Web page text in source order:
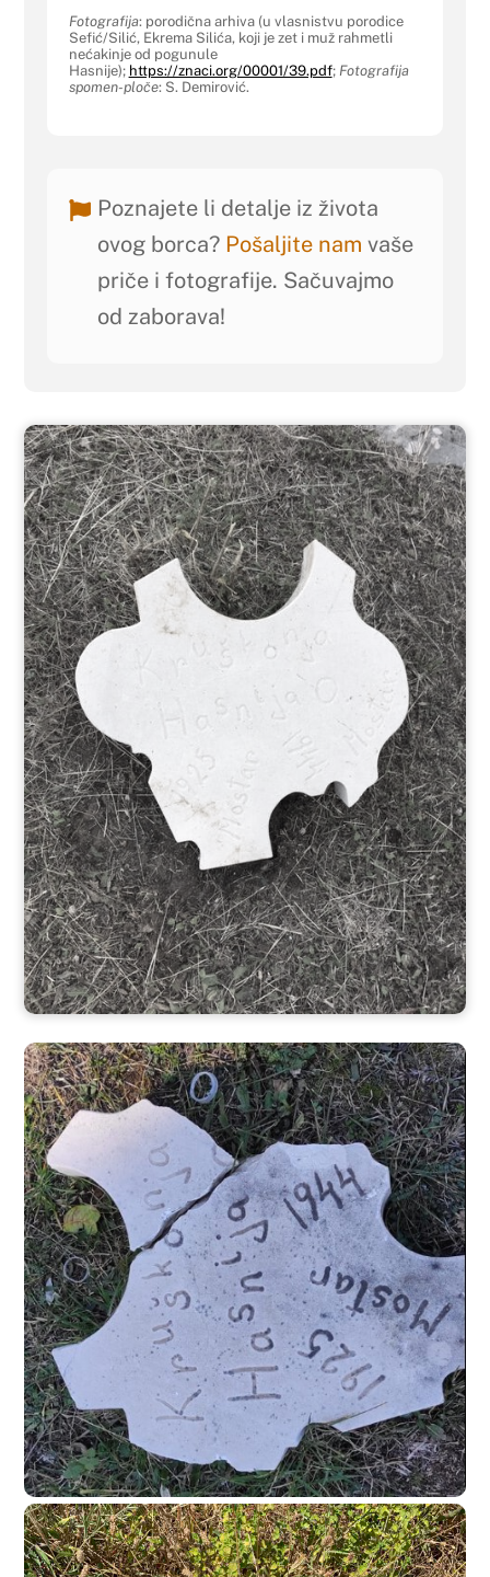
Fotografija: porodična arhiva (u vlasnistvu porodice
Sefić/Silić, Ekrema Silića, koji je zet i muž rahmetli
nećakinje od pogunule
Hasnije); https://znaci.org/00001/39.pdf; Fotografija
spomen-ploče: S. Demirović.
Poznajete li detalje iz života
ovog borca? Pošaljite nam vaše
priče i fotografije. Sačuvajmo
od zaborava!